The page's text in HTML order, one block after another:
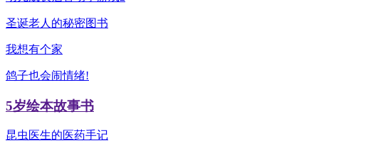
圣诞老人的秘密图书
我想有个家
鸽子也会闹情绪!
5岁绘本故事书
昆虫医生的医药手记